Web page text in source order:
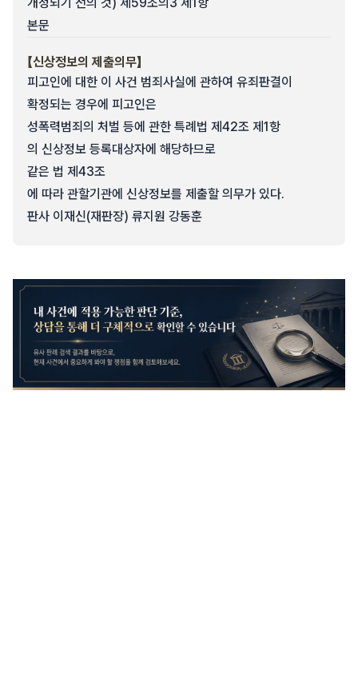
본문
【신상정보의 제출의무】
피고인에 대한 이 사건 범죄사실에 관하여 유죄판결이
확정되는 경우에 피고인은
성폭력범죄의 처벌 등에 관한 특례법 제42조 제1항
의 신상정보 등록대상자에 해당하므로
같은 법 제43조
에 따라 관할기관에 신상정보를 제출할 의무가 있다.
판사 이재신(재판장) 류지원 강동훈